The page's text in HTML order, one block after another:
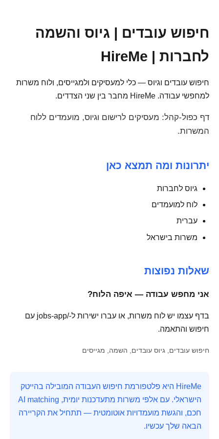
חיפוש עובדים | גיוס והשמה
לחברות | HireMe
חיפוש עובדים וגיוס — כלי למעסיקים ולמגייסים, ולוח משרות
למחפשי עבודה. HireMe מחבר בין שני הצדדים.
דף כפול-קהל: מעסיקים לרישום וגיוס, מועמדים ללוח
המשרות.
יתרונות ומה תמצא כאן
גיוס לחברות
לוח למועמדים
עברית
משרות בישראל
שאלות נפוצות
אני מחפש עבודה — איפה הלוח?
בדף עצמו יש לוח משרות, או עברו ישירות ל-/jobs-app עם
חיפוש והתאמה.
חיפוש עובדים, גיוס עובדים, השמה, מגייסים
HireMe היא פלטפורמת חיפוש העבודה המובילה בהייטק
הישראלי. עם אלפי משרות מתעדכנות יומית, AI matching
חכם, והגשת מועמדויות אוטומטית — תתחיל את הקריירה
הבאה שלך עכשיו.